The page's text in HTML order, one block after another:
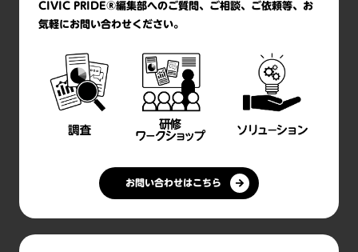
CIVIC PRIDE®編集部へのご質問、ご相談、ご依頼等、お
気軽にお問い合わせください。
お問い合わせはこちら